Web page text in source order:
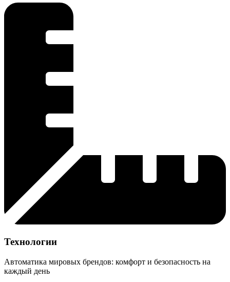
Технологии
Автоматика мировых брендов: комфорт и безопасность на
каждый день